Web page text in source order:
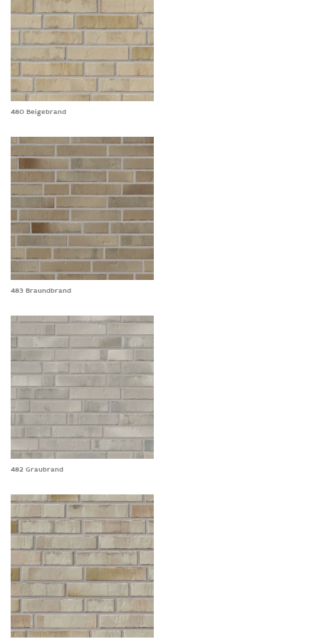
480 Beigebrand
483 Braundbrand
482 Graubrand